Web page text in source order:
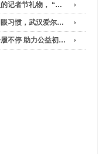
记者节礼物， “…
习惯，武汉爱尔…
不停 助力公益初…